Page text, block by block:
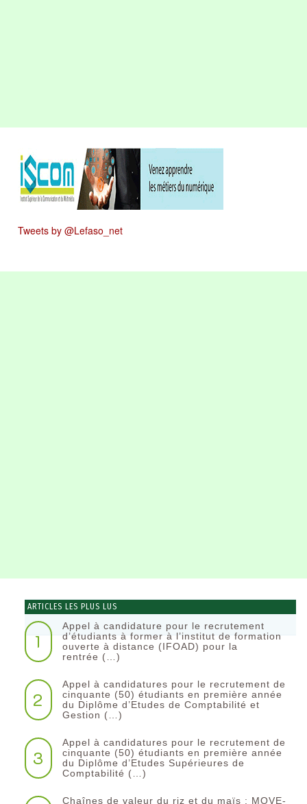
Tweets by @Lefaso_net
ARTICLES LES PLUS LUS
1
Appel à candidature pour le recrutement
d’étudiants à former à l’institut de formation
ouverte à distance (IFOAD) pour la
rentrée (…)
2
Appel à candidatures pour le recrutement de
cinquante (50) étudiants en première année
du Diplôme d’Etudes de Comptabilité et
Gestion (…)
3
Appel à candidatures pour le recrutement de
cinquante (50) étudiants en première année
du Diplôme d’Etudes Supérieures de
Comptabilité (…)
Chaînes de valeur du riz et du maïs : MOVE-